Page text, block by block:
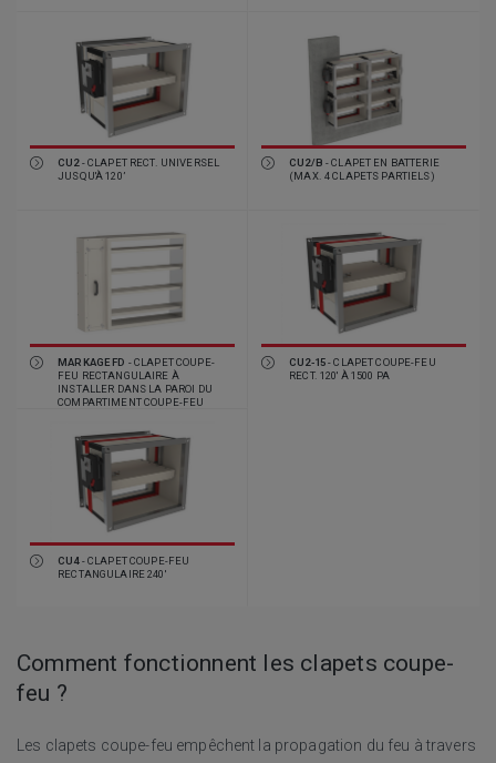
CU2- CLAPET RECT. UNIVERSEL
JUSQU'À 120’
CU2/B- CLAPET EN BATTERIE
(MAX. 4 CLAPETS PARTIELS)
MARKAGE FD - CLAPET COUPE-
FEU RECTANGULAIRE À
INSTALLER DANS LA PAROI DU
COMPARTIMENT COUPE-FEU
CU2-15- CLAPET COUPE-FEU
RECT. 120' À 1500 PA
CU4- CLAPET COUPE-FEU
RECTANGULAIRE 240'
Comment fonctionnent les clapets coupe-
feu ?
Les clapets coupe-feu empêchent la propagation du feu à travers